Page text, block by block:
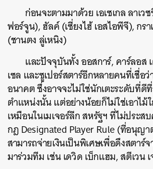
ก่อนจะตามมาด้วย เอเซเกล ลาเว
ฟอร์จูน),​ ฮัลค์ (เซี่ยงไฮ้ เอสไอพีจี), กรา
(ชานตง ลู่เหนิง)
และปัจจุบันทั้ง ออสการ์, คาร์ลอส
เซล และซูเปอร์สตาร์อีกหลายคนที่เชื่อ
อนาคต ซึ่งอาจจะไม่ใช่นักเตะระดับที่ดี
ตำแหน่งนั้น แต่อย่างน้อยก็ไม่ใช่เอาไม้
เหมือนในเมเจอร์ลีก สหรัฐฯ ที่ไม่ประส
กฎ Designated Player Rule (ที่อนุญ
สามารถจ่ายเงินเป็นพิเศษเพื่อดึงสตาร์จ
มาร่วมทีม เช่น เดวิด เบ็กแฮม, สตีเวน